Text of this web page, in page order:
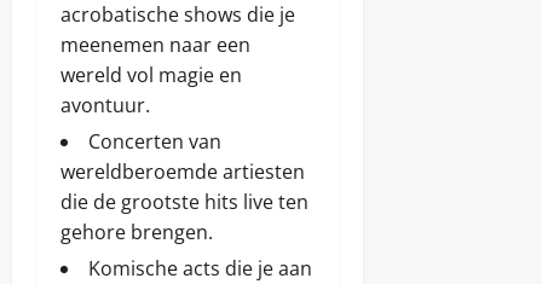
acrobatische shows die je
meenemen naar een
wereld vol magie en
avontuur.
Concerten van
wereldberoemde artiesten
die de grootste hits live ten
gehore brengen.
Komische acts die je aan